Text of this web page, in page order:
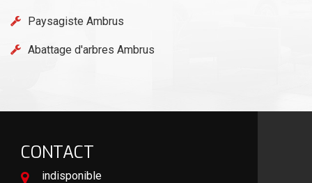
Paysagiste Ambrus
Abattage d'arbres Ambrus
CONTACT
indisponible